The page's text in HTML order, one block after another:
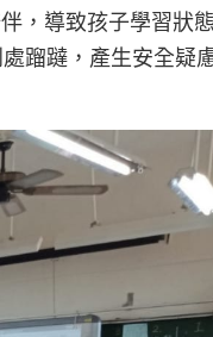
，導致孩子學習狀
蹓躂，產生安全疑